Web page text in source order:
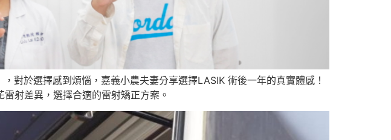
對於選擇感到煩惱，嘉義小農夫妻分享選擇LASIK 術後一年的真實體感！
射差異，選擇合適的雷射矯正方案。